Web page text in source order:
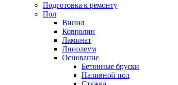
Подготовка к ремонту
Пол
Винил
Ковролин
Ламинат
Линолеум
Основание
Бетонные бруски
Наливной пол